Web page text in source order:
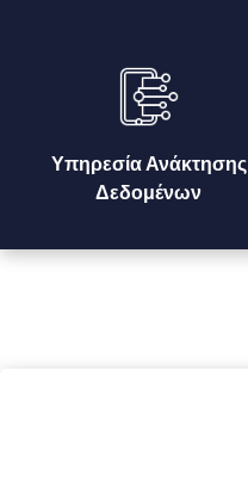
Υπηρεσία Ανάκτησης
Δεδομένων